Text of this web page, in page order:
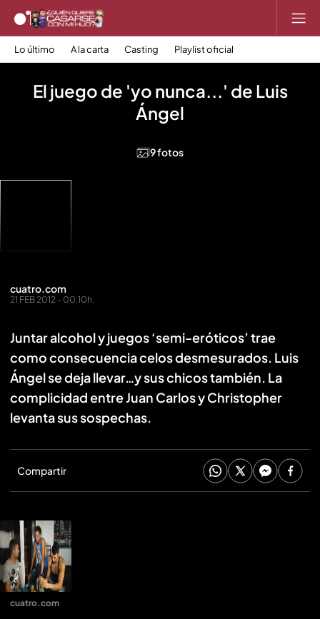
Lo último A la carta Casting Playlist oficial
El juego de 'yo nunca...' de Luis
Ángel
9 fotos
cuatro.com
21 FEB 2012 - 00:10h.
Juntar alcohol y juegos ‘semi-eróticos’ trae
como consecuencia celos desmesurados. Luis
Ángel se deja llevar…y sus chicos también. La
complicidad entre Juan Carlos y Christopher
levanta sus sospechas.
Compartir
cuatro.com